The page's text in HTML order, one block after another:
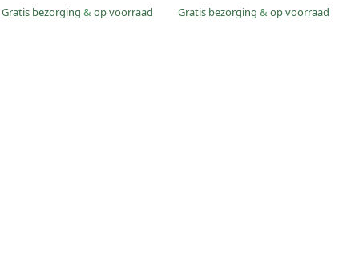
Gratis bezorging & op voorraad Gratis bezorging & op voorraad